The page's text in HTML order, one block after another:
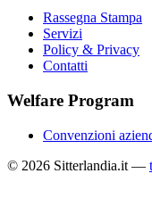
Rassegna Stampa
Servizi
Policy & Privacy
Contatti
Welfare Program
Convenzioni
© 2026 Sitterlandia.it —